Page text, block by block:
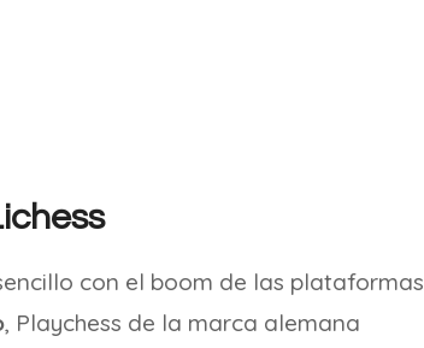
con el boom de las
, Playchess de la marca alemana